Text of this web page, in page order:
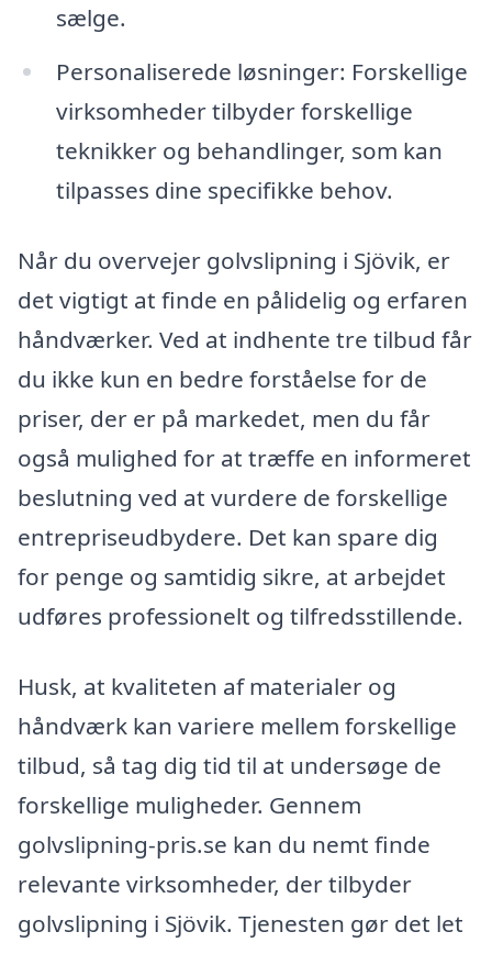
sælge.
Personaliserede løsninger: Forskellige
virksomheder tilbyder forskellige
teknikker og behandlinger, som kan
tilpasses dine specifikke behov.
Når du overvejer golvslipning i Sjövik, er
det vigtigt at finde en pålidelig og erfaren
håndværker. Ved at indhente tre tilbud får
du ikke kun en bedre forståelse for de
priser, der er på markedet, men du får
også mulighed for at træffe en informeret
beslutning ved at vurdere de forskellige
entrepriseudbydere. Det kan spare dig
for penge og samtidig sikre, at arbejdet
udføres professionelt og tilfredsstillende.
Husk, at kvaliteten af materialer og
håndværk kan variere mellem forskellige
tilbud, så tag dig tid til at undersøge de
forskellige muligheder. Gennem
golvslipning-pris.se kan du nemt finde
relevante virksomheder, der tilbyder
golvslipning i Sjövik. Tjenesten gør det let